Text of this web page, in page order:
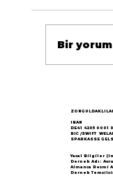
büyük
Bir yorum
IBAN
DE41 4205 0001
BIC /SWIFT
SPARKASSE
Yasal Bilgiler
Dernek Adı:
Almanca Resmi
Dernek